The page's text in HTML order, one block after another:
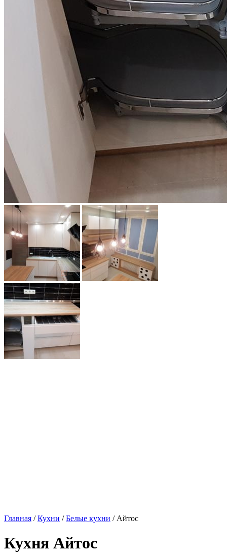
Главная /Кухни /Белые кухни / Айтос
Кухня Айтос